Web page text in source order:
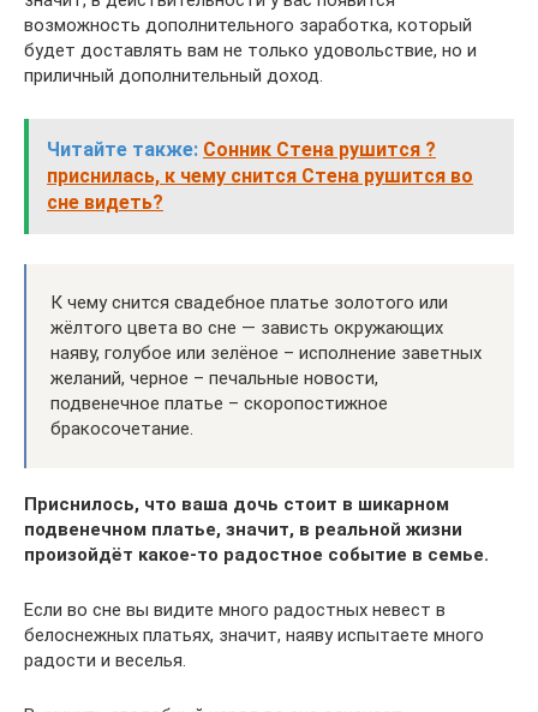
возможность дополнительного заработка, который
будет доставлять вам не только удовольствие, но и
приличный дополнительный доход.
Читайте также: Сонник Стена рушится ?
приснилась, к чему снится Стена рушится во
сне видеть?
К чему снится свадебное платье золотого или
жёлтого цвета во сне — зависть окружающих
наяву, голубое или зелёное – исполнение заветных
желаний, черное – печальные новости,
подвенечное платье – скоропостижное
бракосочетание.
Приснилось, что ваша дочь стоит в шикарном
подвенечном платье, значит, в реальной жизни
произойдёт какое-то радостное событие в семье.
Если во сне вы видите много радостных невест в
белоснежных платьях, значит, наяву испытаете много
радости и веселья.